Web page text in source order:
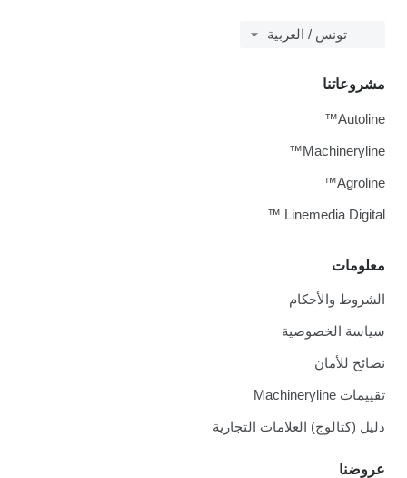
تونس / العربية
معلومات
الشروط والأحكام
سياسة الخصوصية
نصائح للأمان
تقييمات Machineryline
دليل (كتالوج) العلامات التجارية
عروضنا
مشروعاتنا
Autoline™
Machineryline™
Agroline™
Linemedia Digital ™